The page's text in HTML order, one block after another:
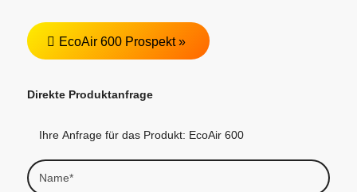
EcoAir 600 Prospekt »
Direkte Produktanfrage